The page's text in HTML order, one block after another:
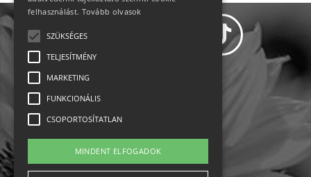
Állásajánlatok
Impresszum-kapcsolat
felhasználást. Tovább olvasok
SZÜKSÉGES
TELJESÍTMÉNY
MARKETING
FUNKCIONÁLIS
CSOPORTOSÍTATLAN
MINDENT ELFOGADOK